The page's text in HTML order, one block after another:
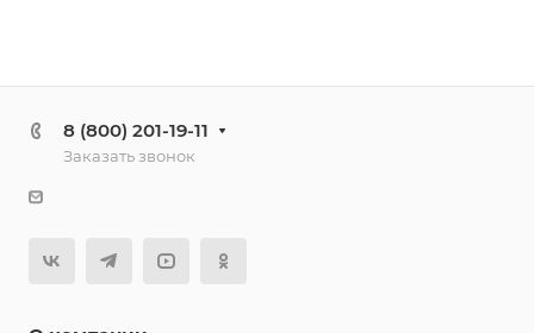
8 (800) 201-19-11
Заказать звонок